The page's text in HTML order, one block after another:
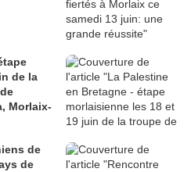
de la
Morlaix-
de
de